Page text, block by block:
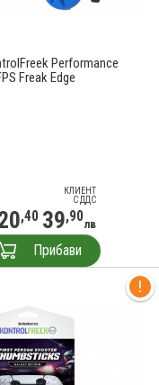
Performance
Freak Edge
КЛИЕНТ
С ДДС
,40 39,90лв
Прибави